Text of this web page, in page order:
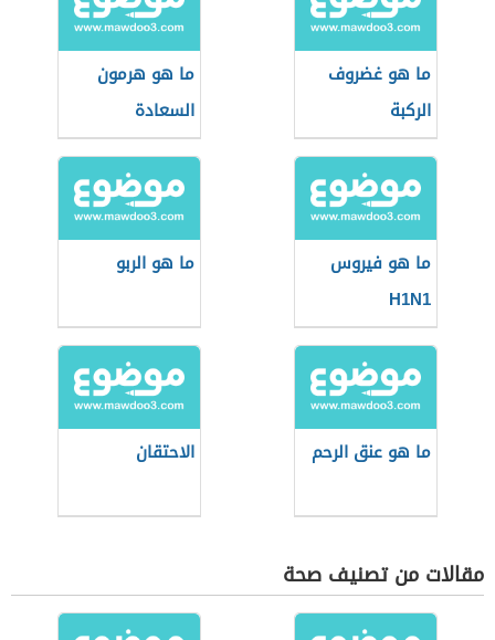
ما هو غضروف
الركبة
ما هو هرمون
السعادة
ما هو فيروس
H1N1
ما هو الربو
ما هو عنق الرحم الاحتقان
مقالات من تصنيف صحة